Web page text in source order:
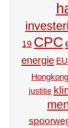
19 CPC
energie EU
Hongkong
justitie